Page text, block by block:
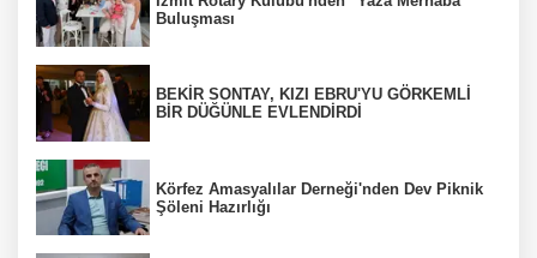
Buluşması
BEKİR SONTAY, KIZI EBRU'YU GÖRKEMLİ
BİR DÜĞÜNLE EVLENDİRDİ
Körfez Amasyalılar Derneği'nden Dev Piknik
Şöleni Hazırlığı